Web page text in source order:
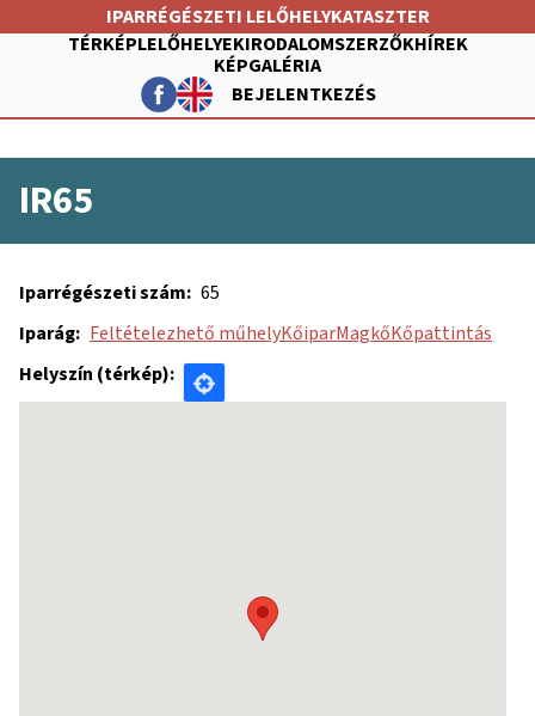
a
tartalomra
IPARRÉGÉSZETI LELŐHELYKATASZTER
FŐ
NAVIGÁCIÓ
TÉRKÉPLELŐHELYEKIRODALOMSZERZŐKHÍREK
KÉPGALÉRIA
FELHASZNÁLÓI
MENÜJE
BEJELENTKEZÉS
IR65
Iparrégészeti szám 65
Iparág Feltételezhető műhelyKőiparMagkőKőpattintás
Helyszín (térkép)